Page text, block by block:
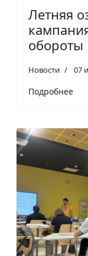
Летняя
обороты
Новости 07
Подробнее